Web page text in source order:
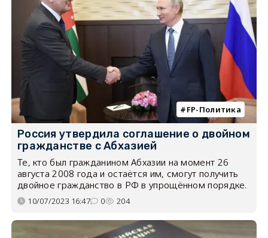
FP-Политика
Россия утвердила соглашение о двойном
гражданстве с Абхазией
Те, кто был гражданином Абхазии на момент 26
августа 2008 года и остаётся им, смогут получить
двойное гражданство в РФ в упрощённом порядке.
10/07/2023 16:47 0 204